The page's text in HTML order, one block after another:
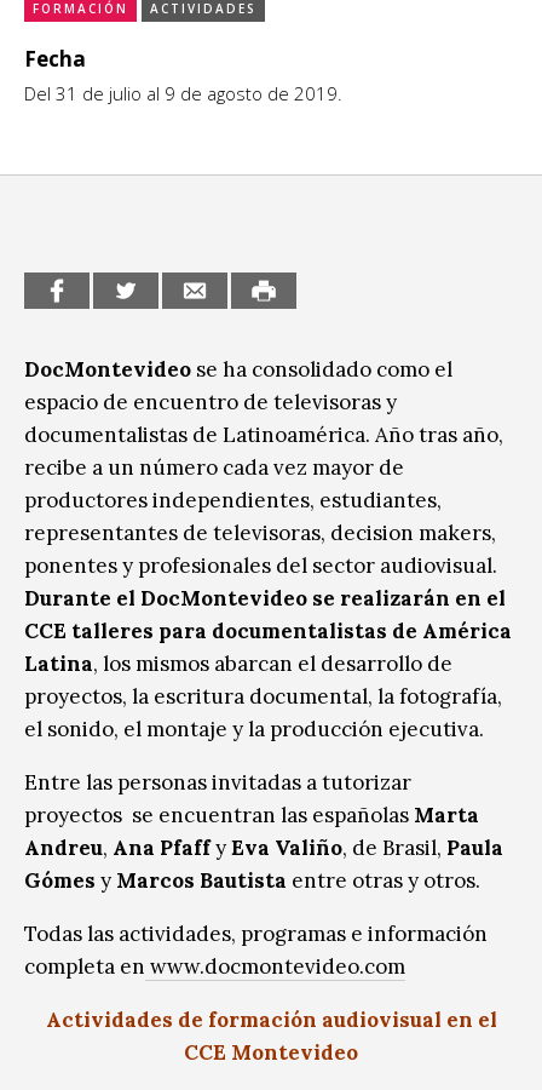
Espacio itinerante de lectura infantil
Formación
Letras
Medio Ambiente
Música
Sin categoría
FORMACIÓN ACTIVIDADES
Fecha
Del 31 de julio al 9 de agosto de 2019.
DocMontevideo se ha consolidado como el
espacio de encuentro de televisoras y
documentalistas de Latinoamérica. Año tras año,
recibe a un número cada vez mayor de
productores independientes, estudiantes,
representantes de televisoras, decision makers,
ponentes y profesionales del sector audiovisual.
Durante el DocMontevideo se realizarán en el
CCE talleres para documentalistas de América
Latina, los mismos abarcan el desarrollo de
proyectos, la escritura documental, la fotografía,
el sonido, el montaje y la producción ejecutiva.
Entre las personas invitadas a tutorizar
proyectos se encuentran las españolas Marta
Andreu, Ana PfaffyEva Valiño, de Brasil, Paula
Gómes y Marcos Bautista entre otras y otros.
Todas las actividades, programas e información
completa en www.docmontevideo.com
Actividades de formación audiovisual en el
CCE Montevideo